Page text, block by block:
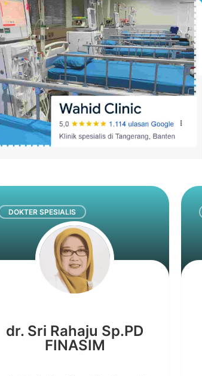
DOKTER SPESIALIS
dr. Sri Rahaju Sp.PD
FINASIM